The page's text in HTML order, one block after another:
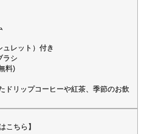
レット）付き
ラシ
料)
リップコーヒーや紅茶、季節のお飲
こちら】